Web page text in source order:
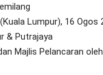
Lumpur), 16 Ogos
& Putrajaya
Majlis Pelancaran